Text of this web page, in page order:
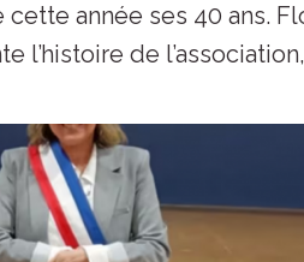
année ses 40 ans.
l’histoire de